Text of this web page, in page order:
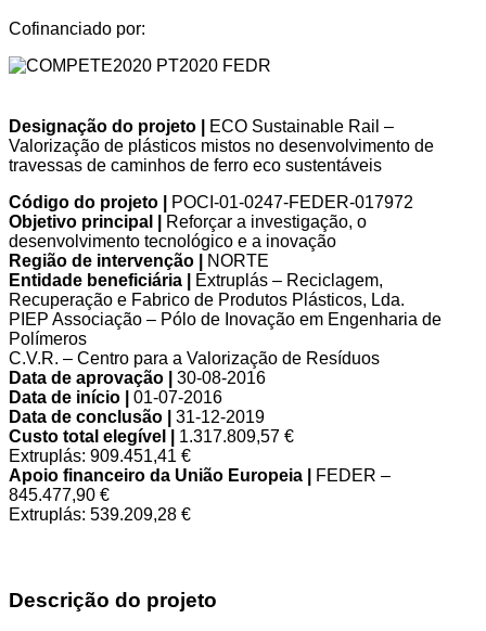
Cofinanciado por:
Designação do projeto |
ECO Sustainable Rail –
Valorização de plásticos mistos no desenvolvimento de
travessas de caminhos de ferro eco sustentáveis
Código do projeto
POCI-01-0247-FEDER-017972
Objetivo principal
Reforçar a investigação, o
desenvolvimento tecnológico e a inovação
Região de intervenção |
NORTE
Entidade beneficiária |
Extruplás – Reciclagem,
Recuperação e Fabrico de Produtos Plásticos, Lda.
PIEP Associação – Pólo de Inovação em Engenharia de
Polímeros
C.V.R. – Centro para a Valorização de Resíduos
Data de aprovação
30-08-2016
Data de início
01-07-2016
Data de conclusão
31-12-2019
Custo total elegível
1.317.809,57 €
Extruplás: 909.451,41 €
Apoio financeiro da União Europeia
FEDER –
845.477,90 €
Extruplás: 539.209,28 €
Descrição do projeto